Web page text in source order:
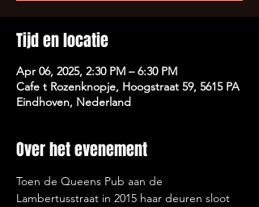
Tijd en locatie
Apr 06, 2025, 2:30 PM – 6:30 PM
Cafe t Rozenknopje, Hoogstraat 59, 5615 PA
Eindhoven, Nederland
Over het evenement
Toen de Queens Pub aan de
Lambertusstraat in 2015 haar deuren sloot